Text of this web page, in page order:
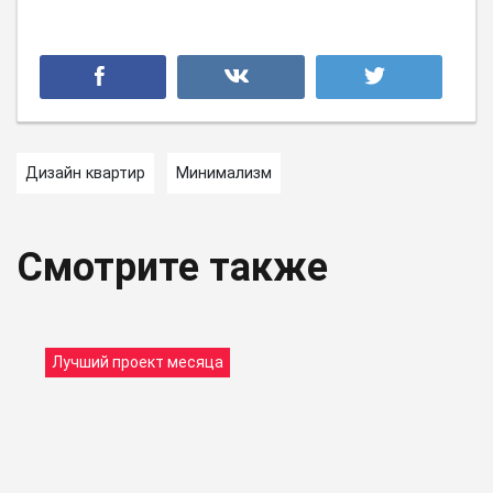
Дизайн квартир Минимализм
Смотрите также
Лучший проект месяца